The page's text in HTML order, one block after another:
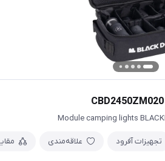
Module camping lights
تجهیزات آفرود علاقه‌مندی